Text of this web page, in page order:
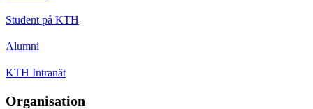
Student på KTH
Alumni
KTH Intranät
Organisation